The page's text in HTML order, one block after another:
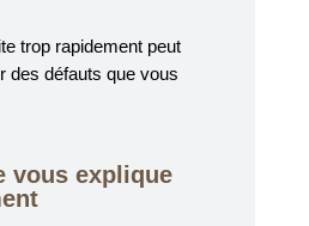
trop rapidement peut
des défauts que vous
vous explique